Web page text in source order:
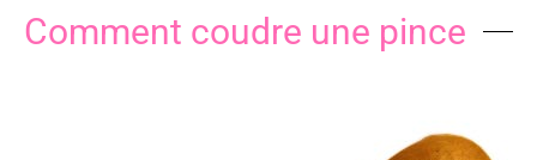
Comment coudre une pince